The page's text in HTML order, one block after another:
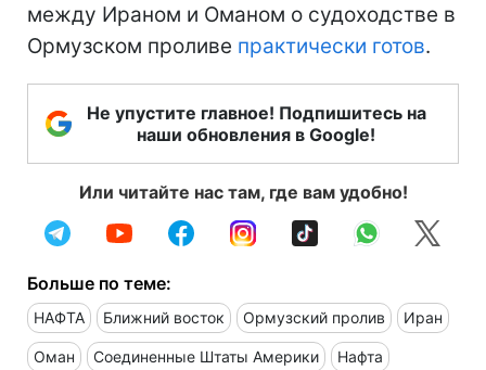
между Ираном и Оманом о судоходстве в
Ормузском проливе практически готов.
Не упустите главное! Подпишитесь на
наши обновления в Google!
Или читайте нас там, где вам удобно!
Больше по теме:
НАФТА Ближний восток Ормузский пролив Иран
Оман Соединенные Штаты Америки Нафта